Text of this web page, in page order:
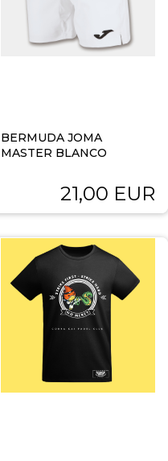
BERMUDA JOMA
MASTER BLANCO
21,00 EUR